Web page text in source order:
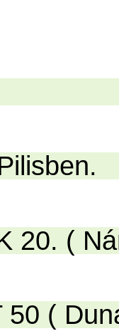
20. (
50 (